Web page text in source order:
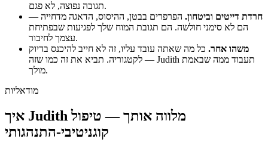
תגובה נפוצה, לא פגם.
חרדת דייטים וביטחון. הפרפרים בבטן, ההיסוס, הדאגה מדחייה —
הם לא סימני חולשה. הם תגובת המוח שלך לפגיעות שבפתיחת
עצמך לחיבור.
משהו אחר. כל מה שאתה עובד עליו, זה לא חייב להיכנס בדיוק
לקטגוריה. תביא את זה כמו שזה — Judith תעבוד ממה שבאמת
מולך.
מודאליות
איך Judith מלווה אותך — טיפול
קוגניטיבי-התנהגותי